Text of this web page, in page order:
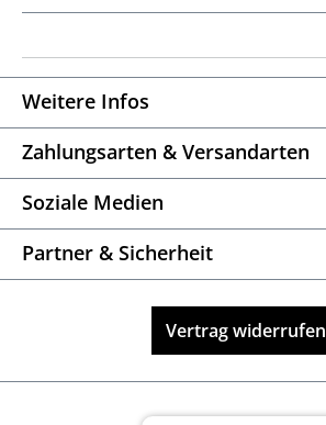
Weitere Infos
Zahlungsarten & Versandarten
Soziale Medien
Partner & Sicherheit
Vertrag widerrufen